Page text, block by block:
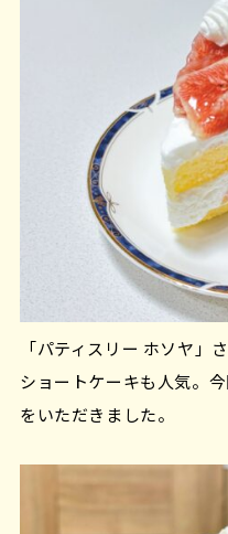
「パティスリー ホソヤ」
ショートケーキも人気。
をいただきました。